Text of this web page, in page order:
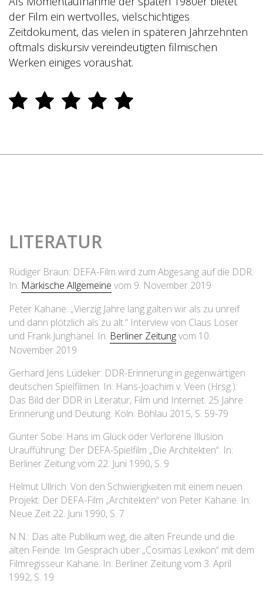
der Film ein wertvolles, vielschichtiges
Zeitdokument, das vielen in späteren Jahrzehnten
oftmals diskursiv vereindeutigten filmischen
Werken einiges voraushat.
LITERATUR
Rüdiger Braun: DEFA-Film wird zum Abgesang auf die DDR.
In: Märkische Allgemeine vom 9. November 2019
Peter Kahane: „Vierzig Jahre lang galten wir als zu unreif
und dann plötzlich als zu alt.“ Interview von Claus Löser
und Frank Junghänel. In: Berliner Zeitungvom 10.
November 2019
Gerhard Jens Lüdeker: DDR-Erinnerung in gegenwärtigen
deutschen Spielfilmen. In: Hans-Joachim v. Veen (Hrsg.):
Das Bild der DDR in Literatur, Film und Internet. 25 Jahre
Erinnerung und Deutung. Köln: Böhlau 2015, S. 59-79
Günter Sobe: Hans im Glück oder Verlorene Illusion
Uraufführung: Der DEFA-Spielfilm „Die Architekten“. In:
Berliner Zeitung vom 22. Juni 1990, S. 9
Helmut Ullrich: Von den Schwierigkeiten mit einem neuen
Projekt. Der DEFA-Film „Architekten“ von Peter Kahane. In:
Neue Zeit 22. Juni 1990, S. 7
N.N.: Das alte Publikum weg, die alten Freunde und die
alten Feinde. Im Gespräch über „Cosimas Lexikon“ mit dem
Filmregisseur Kahane. In: Berliner Zeitung vom 3. April
1992, S. 19